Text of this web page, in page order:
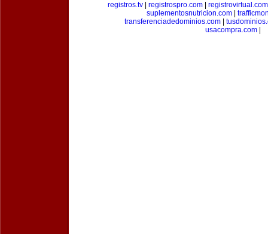
registros.tv
registrospro.com
registrovirtual.com
suplementosnutricion.com|
transferenciadedominios.com|
usacompra.com|